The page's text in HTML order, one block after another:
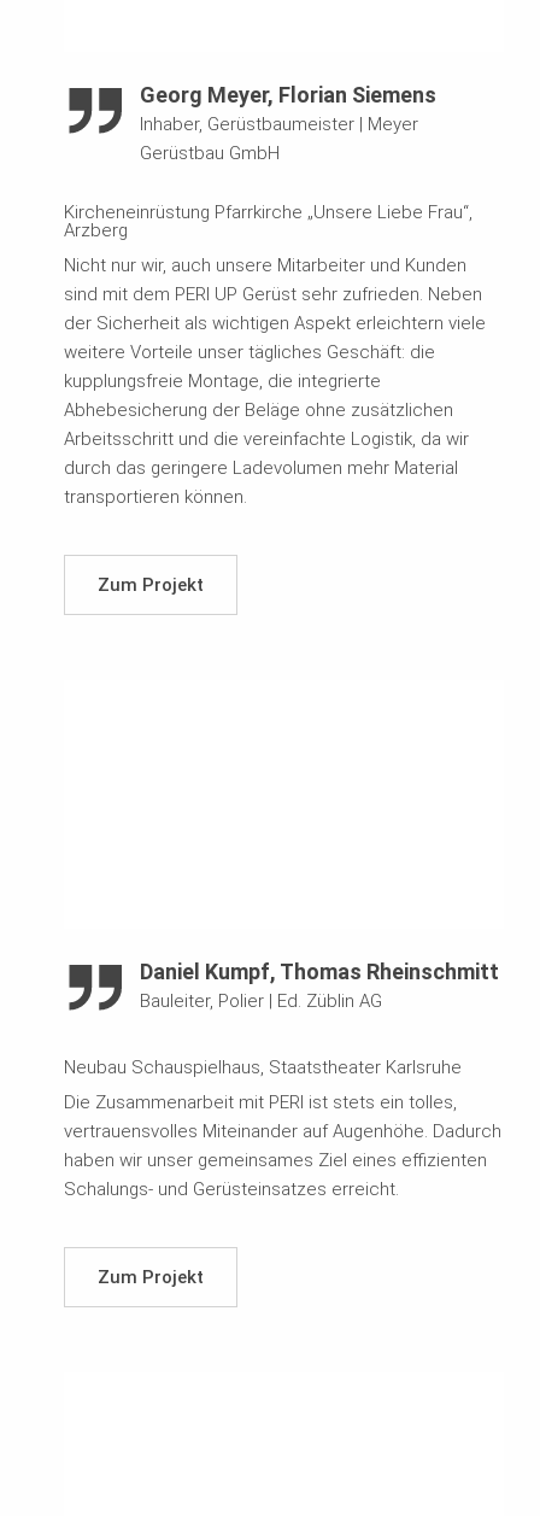
Georg Meyer, Florian Siemens
Inhaber, Gerüstbaumeister
Meyer
Gerüstbau GmbH
Kircheneinrüstung Pfarrkirche „Unsere Liebe Frau“,
Arzberg
Nicht nur wir, auch unsere Mitarbeiter und Kunden
sind mit dem PERI UP Gerüst sehr zufrieden. Neben
der Sicherheit als wichtigen Aspekt erleichtern viele
weitere Vorteile unser tägliches Geschäft: die
kupplungsfreie Montage, die integrierte
Abhebesicherung der Beläge ohne zusätzlichen
Arbeitsschritt und die vereinfachte Logistik, da wir
durch das geringere Ladevolumen mehr Material
transportieren können.
Zum Projekt
Daniel Kumpf, Thomas Rheinschmitt
Bauleiter, Polier | Ed. Züblin AG
Neubau Schauspielhaus, Staatstheater Karlsruhe
Die Zusammenarbeit mit PERI ist stets ein tolles,
vertrauensvolles Miteinander auf Augenhöhe. Dadurch
haben wir unser gemeinsames Ziel eines effizienten
Schalungs- und Gerüsteinsatzes erreicht.
Zum Projekt